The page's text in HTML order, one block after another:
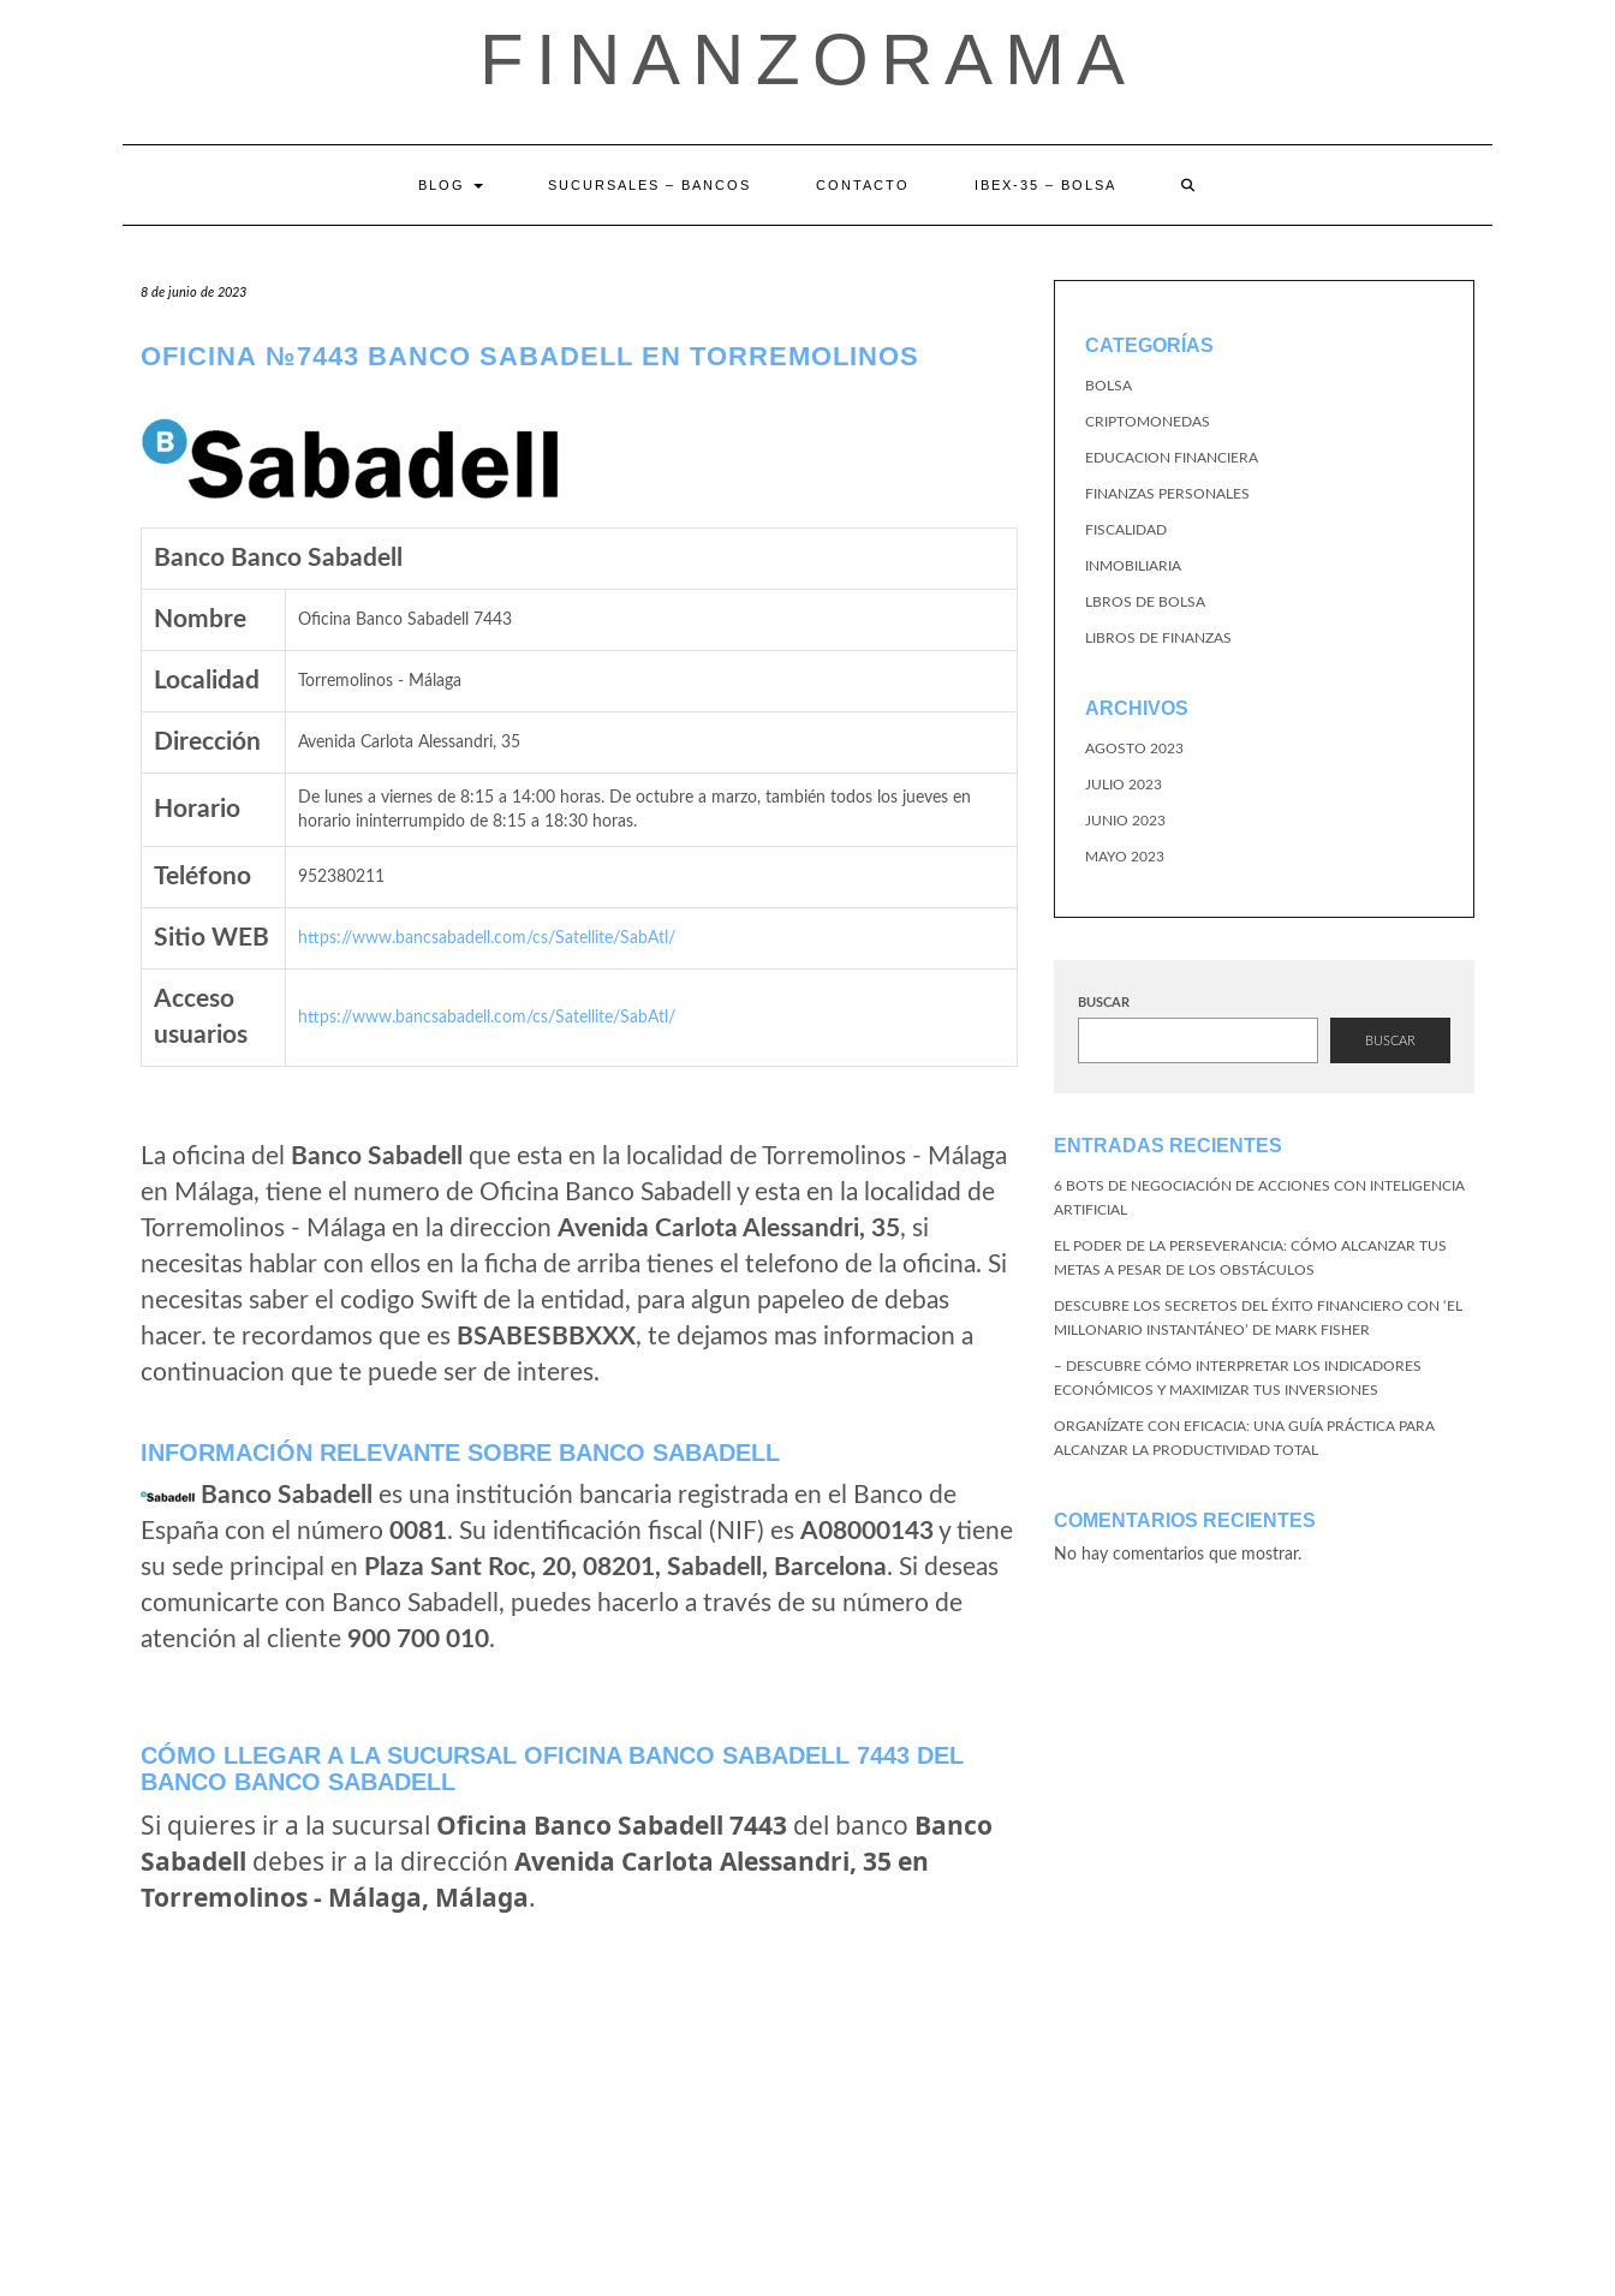
FINANZORAMA
BLOG SUCURSALES – BANCOS CONTACTO IBEX-35 – BOLSA
8 de junio de 2023
OFICINA №7443 BANCO SABADELL EN TORREMOLINOS
Banco Banco Sabadell
Nombre Oficina Banco Sabadell 7443
Localidad Torremolinos - Málaga
Dirección Avenida Carlota Alessandri, 35
Horario
De lunes a viernes de 8:15 a 14:00 horas. De octubre a marzo, también todos los jueves en
horario ininterrumpido de 8:15 a 18:30 horas.
Teléfono 952380211
Sitio WEB https://www.bancsabadell.com/cs/Satellite/SabAtl/
Acceso
usuarios
https://www.bancsabadell.com/cs/Satellite/SabAtl/
La oficina del Banco Sabadell
que esta en la localidad de Torremolinos - Málaga
en Málaga, tiene el numero de Oficina Banco Sabadell y esta en la localidad de
Torremolinos - Málaga en la direccion Avenida Carlota Alessandri, 35, si
necesitas hablar con ellos en la ficha de arriba tienes el telefono de la oficina. Si
necesitas saber el codigo Swift de la entidad, para algun papeleo de debas
hacer. te recordamos que es BSABESBBXXX, te dejamos mas informacion a
continuacion que te puede ser de interes.
INFORMACIÓN RELEVANTE SOBRE BANCO SABADELL
Banco Sabadell
es una institución bancaria registrada en el Banco de
España con el número 0081. Su identificación fiscal (NIF) es A08000143y tiene
su sede principal en Plaza Sant Roc, 20, 08201, Sabadell, Barcelona. Si deseas
comunicarte con Banco Sabadell, puedes hacerlo a través de su número de
atención al cliente 900 700 010.
CÓMO LLEGAR A LA SUCURSAL OFICINA BANCO SABADELL 7443 DEL
BANCO BANCO SABADELL
Si quieres ir a la sucursal Oficina Banco Sabadell 7443 del banco Banco
Sabadell debes ir a la dirección Avenida Carlota Alessandri, 35 en
Torremolinos - Málaga, Málaga.
CATEGORÍAS
BOLSA
CRIPTOMONEDAS
EDUCACION FINANCIERA
FINANZAS PERSONALES
FISCALIDAD
INMOBILIARIA
LBROS DE BOLSA
LIBROS DE FINANZAS
ARCHIVOS
AGOSTO 2023
JULIO 2023
JUNIO 2023
MAYO 2023
BUSCAR
BUSCAR
ENTRADAS RECIENTES
6 BOTS DE NEGOCIACIÓN DE ACCIONES CON INTELIGENCIA
ARTIFICIAL
EL PODER DE LA PERSEVERANCIA: CÓMO ALCANZAR TUS
METAS A PESAR DE LOS OBSTÁCULOS
DESCUBRE LOS SECRETOS DEL ÉXITO FINANCIERO CON ‘EL
MILLONARIO INSTANTÁNEO’ DE MARK FISHER
– DESCUBRE CÓMO INTERPRETAR LOS INDICADORES
ECONÓMICOS Y MAXIMIZAR TUS INVERSIONES
ORGANÍZATE CON EFICACIA: UNA GUÍA PRÁCTICA PARA
ALCANZAR LA PRODUCTIVIDAD TOTAL
COMENTARIOS RECIENTES
No hay comentarios que mostrar.